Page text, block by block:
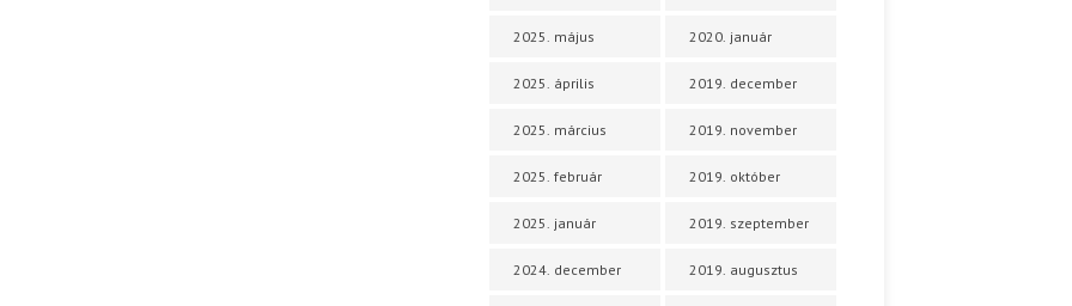
2025. május
2025. április
2025. március
2025. február
2025. január
2024. december
2020. január
2019. december
2019. november
2019. október
2019. szeptember
2019. augusztus